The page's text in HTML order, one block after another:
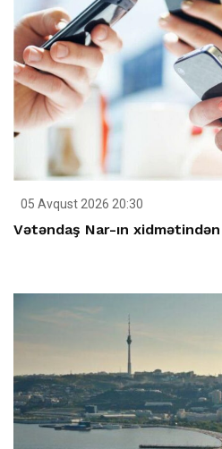
05 Avqust 2026 20:30
Vətəndaş Nar-ın xidmətindən